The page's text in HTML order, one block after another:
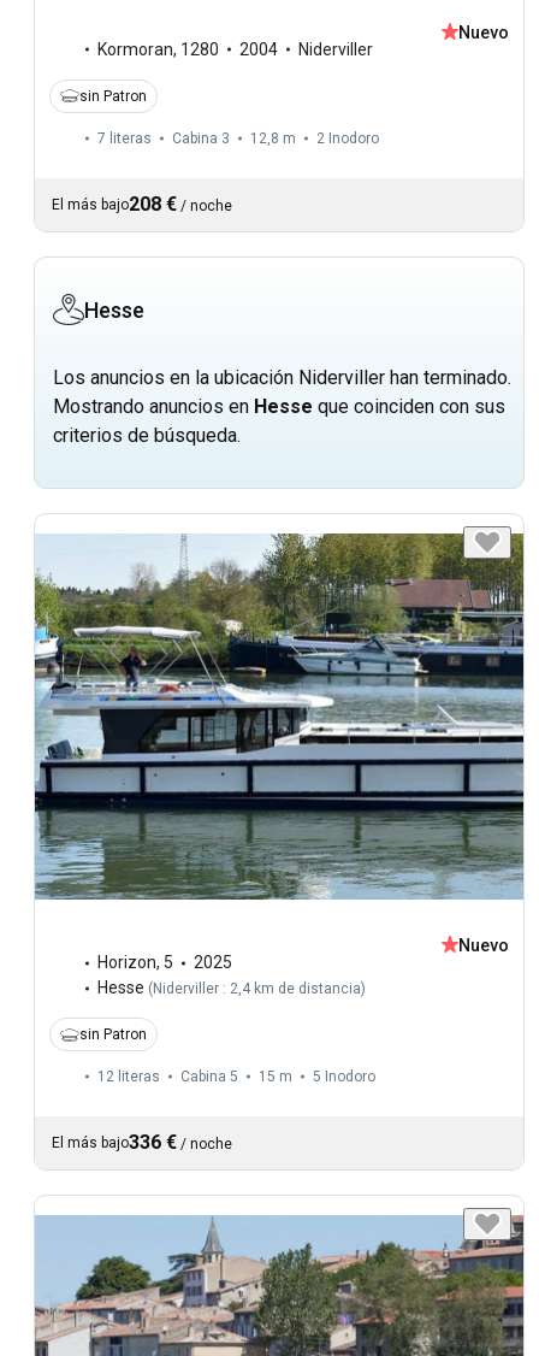
Kormoran, 1280 2004 Niderviller
Nuevo
sin Patron
7 literas Cabina 3 12,8 m 2 Inodoro
El más bajo208 € / noche
Hesse
Los anuncios en la ubicación Niderviller han terminado.
Mostrando anuncios en Hesse que coinciden con sus
criterios de búsqueda.
Horizon, 5
2025
Hesse ( Niderviller : 2,4 km de distancia)
Nuevo
sin Patron
12 literas Cabina 5 15 m 5 Inodoro
El más bajo336 € / noche